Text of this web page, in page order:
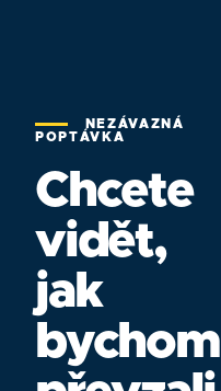
NEZÁVAZNÁ
POPTÁVKA
Chcete
vidět,
jak
bychom